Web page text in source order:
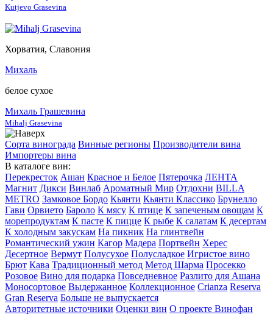
Kutjevo Grasevina
Хорватия, Славония
Михаль
белое сухое
Михаль Грашевина
Mihalj Grasevina
Сорта винограда Винные регионы Производители вина
Импортеры вина
В каталоге вин:
Перекресток Ашан Красное и Белое Пятерочка ЛЕНТА
Магнит Дикси Винлаб Ароматный Мир Отдохни BILLA
METRO Замковое Бордо Кьянти Кьянти Классико Брунелло
Гави Орвието Бароло К мясу К птице К запеченым овощам К
морепродуктам К пасте К пицце К рыбе К салатам К десертам
К холодным закускам На пикник На глинтвейн
Романтический ужин Кагор Мадера Портвейн Херес
Десертное Вермут Полусухое Полусладкое Игристое вино
Брют Кава Традиционный метод Метод Шарма Просекко
Розовое Вино для подарка Повседневное Разлито для Ашана
Моносортовое Выдержанное Коллекционное Crianza Reserva
Gran Reserva Больше не выпускается
Авторитетные источники Оценки вин О проекте Винофан